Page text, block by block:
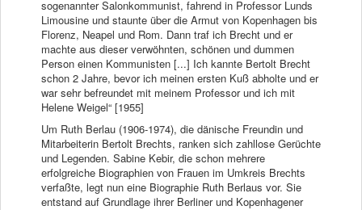
sogenannter Salonkommunist, fahrend in Professor Lunds
Limousine und staunte über die Armut von Kopenhagen bis
Florenz, Neapel und Rom. Dann traf ich Brecht und er
machte aus dieser verwöhnten, schönen und dummen
Person einen Kommunisten [...] Ich kannte Bertolt Brecht
schon 2 Jahre, bevor ich meinen ersten Kuß abholte und er
war sehr befreundet mit meinem Professor und ich mit
Helene Weigel“ [1955]
Um Ruth Berlau (1906-1974), die dänische Freundin und
Mitarbeiterin Bertolt Brechts, ranken sich zahllose Gerüchte
und Legenden. Sabine Kebir, die schon mehrere
erfolgreiche Biographien von Frauen im Umkreis Brechts
verfaßte, legt nun eine Biographie Ruth Berlaus vor. Sie
entstand auf Grundlage ihrer Berliner und Kopenhagener